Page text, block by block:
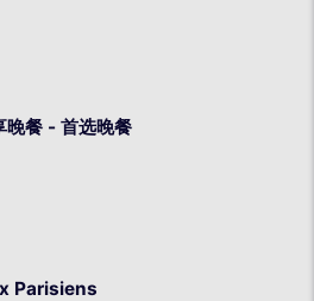
晚餐 - 首选晚餐
Parisiens